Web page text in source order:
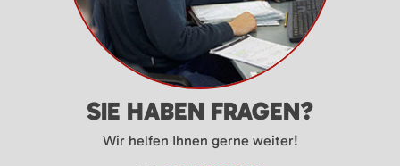
SIE HABEN FRAGEN?
Wir helfen Ihnen gerne weiter!